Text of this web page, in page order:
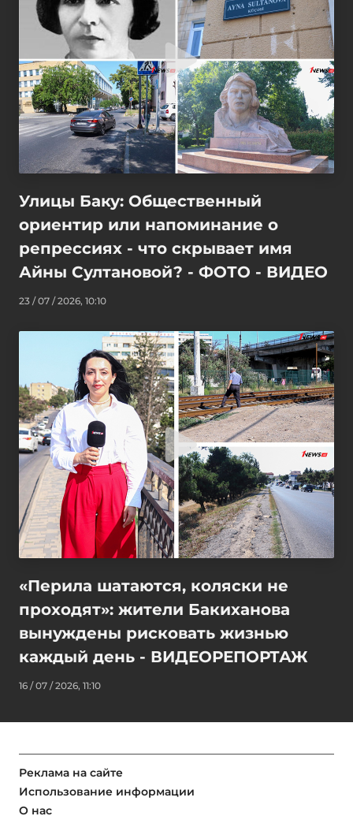
Улицы Баку: Общественный
ориентир или напоминание о
репрессиях - что скрывает имя
Айны Султановой? - ФОТО - ВИДЕО
23 / 07 / 2026, 10:10
«Перила шатаются, коляски не
проходят»: жители Бакиханова
вынуждены рисковать жизнью
каждый день - ВИДЕОРЕПОРТАЖ
16 / 07 / 2026, 11:10
Реклама на сайте
Использование информации
О нас